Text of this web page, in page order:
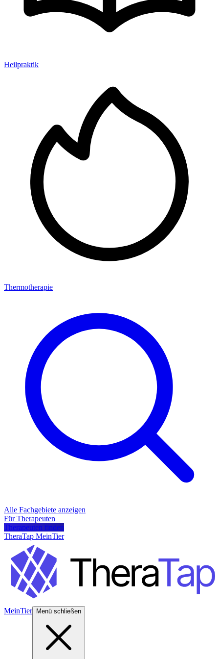
Heilpraktik
Thermotherapie
Alle Fachgebiete anzeigen
Für Therapeuten
Therapeuten finden
TheraTap MeinTier
MeinTier Menü schließen